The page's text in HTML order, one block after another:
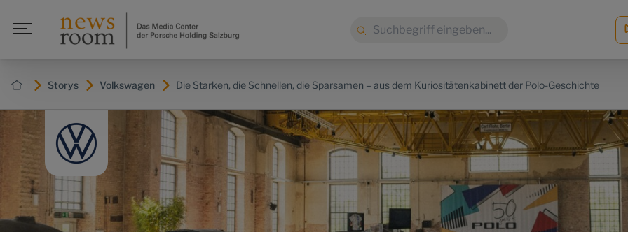
Storys Volkswagen Die Starken, die Schnellen, die Sparsamen – aus dem Kuriositätenkabinett der Polo-Geschichte
Suche: